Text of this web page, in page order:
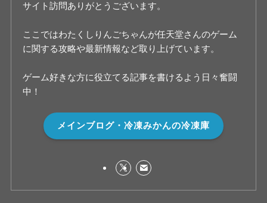
サイト訪問ありがとうございます。
ここではわたくしりんごちゃんが任天堂さんのゲーム
に関する攻略や最新情報など取り上げています。
ゲーム好きな方に役立てる記事を書けるよう日々奮闘
中！
メインブログ・冷凍みかんの冷凍庫